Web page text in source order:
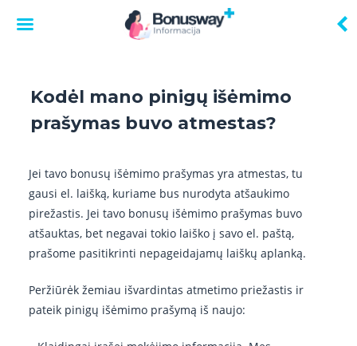
content
Kodėl mano pinigų išėmimo
prašymas buvo atmestas?
Jei tavo bonusų išėmimo prašymas yra atmestas, tu
gausi el. laišką, kuriame bus nurodyta atšaukimo
pirežastis. Jei tavo bonusų išėmimo prašymas buvo
atšauktas, bet negavai tokio laiško į savo el. paštą,
prašome pasitikrinti nepageidajamų laiškų aplanką.
Peržiūrėk žemiau išvardintas atmetimo priežastis ir
pateik pinigų išėmimo prašymą iš naujo: